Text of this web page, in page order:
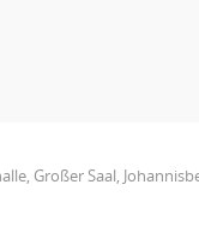
Großer Saal,